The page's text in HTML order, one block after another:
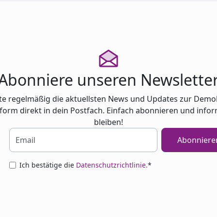
unseren
regelmäßig die aktuellsten News und Updates zur
direkt in dein Postfach. Einfach abonnieren und
bleiben!
Ich bestätige die Datenschutzrichtlinie.*